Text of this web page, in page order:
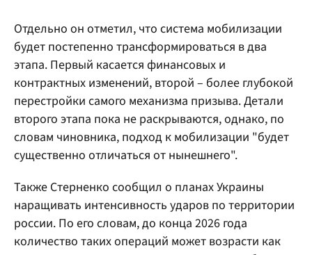
Отдельно он отметил, что система мобилизации
будет постепенно трансформироваться в два
этапа. Первый касается финансовых и
контрактных изменений, второй – более глубокой
перестройки самого механизма призыва. Детали
второго этапа пока не раскрываются, однако, по
словам чиновника, подход к мобилизации "будет
существенно отличаться от нынешнего".
Также Стерненко сообщил о планах Украины
наращивать интенсивность ударов по территории
россии. По его словам, до конца 2026 года
количество таких операций может возрасти как